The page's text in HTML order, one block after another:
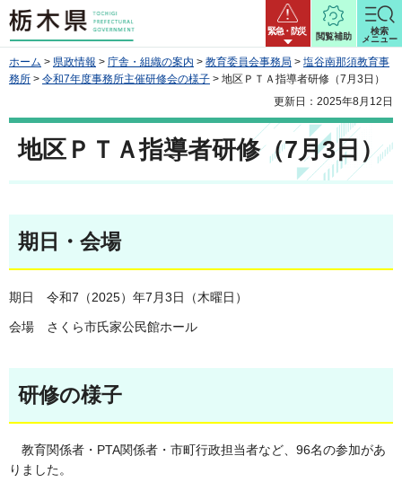
栃木県 緊急・防災
閲覧補助
検索
メニュー
ホーム > 県政情報 > 庁舎・組織の案内 > 教育委員会事務局 > 塩谷南那須教育事
務所 > 令和7年度事務所主催研修会の様子 > 地区ＰＴＡ指導者研修（7月3日）
更新日：2025年8月12日
地区ＰＴＡ指導者研修（7月3日）
期日・会場
期日 令和7（2025）年7月3日（木曜日）
会場 さくら市氏家公民館ホール
研修の様子
教育関係者・PTA関係者・市町行政担当者など、96名の参加があ
りました。